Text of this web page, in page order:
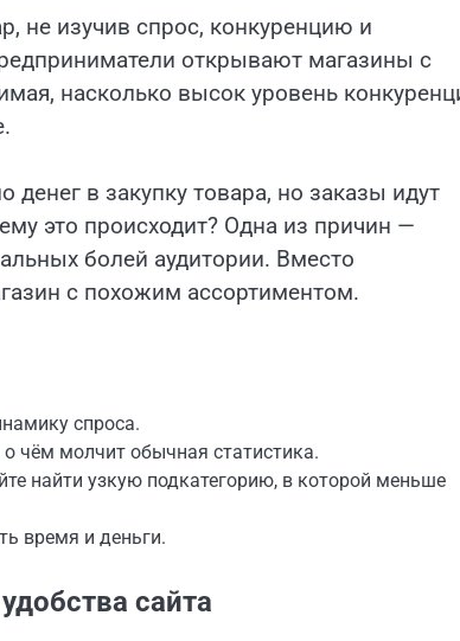
не изучив спрос, конкуренцию и
открывают магазины с
насколько высок уровень
денег в закупку товара, но заказы идут
это происходит? Одна из причин —
болей аудитории. Вместо
с похожим ассортиментом.
спроса.
чём молчит обычная статистика.
найти узкую подкатегорию, в которой меньше
время и деньги.
сайта